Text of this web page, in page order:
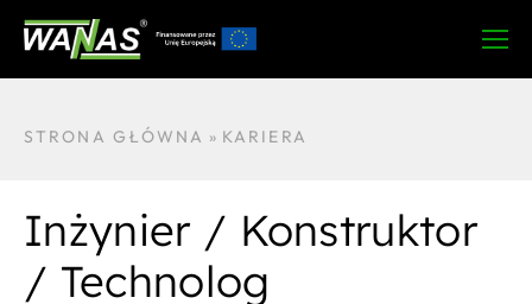
STRONA GŁÓWNA » KARIERA
Inżynier / Konstruktor
/ Technolog